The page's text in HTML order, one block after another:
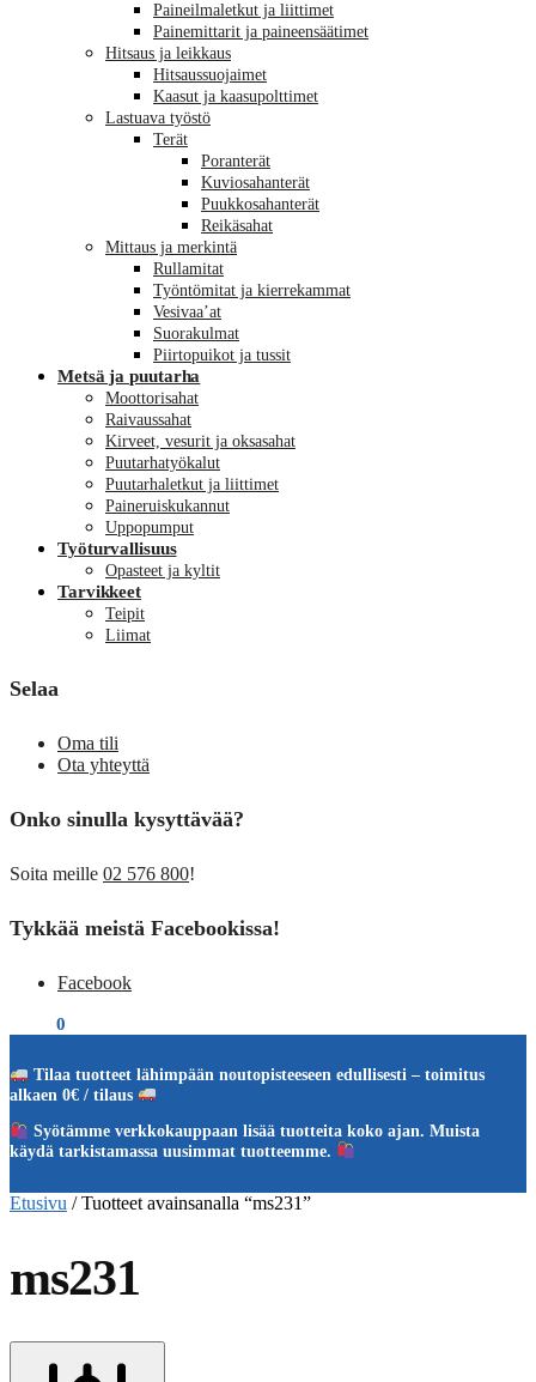
Paineilmaletkut ja liittimet
Painemittarit ja paineensäätimet
Hitsaus ja leikkaus
Hitsaussuojaimet
Kaasut ja kaasupolttimet
Lastuava työstö
Terät
Poranterät
Kuviosahanterät
Puukkosahanterät
Reikäsahat
Mittaus ja merkintä
Rullamitat
Työntömitat ja kierrekammat
Vesivaa’at
Suorakulmat
Piirtopuikot ja tussit
Metsä ja puutarha
Moottorisahat
Raivaussahat
Kirveet, vesurit ja oksasahat
Puutarhatyökalut
Puutarhaletkut ja liittimet
Paineruiskukannut
Uppopumput
Työturvallisuus
Opasteet ja kyltit
Tarvikkeet
Teipit
Liimat
Selaa
Oma tili
Ota yhteyttä
Onko sinulla kysyttävää?
Soita meille 02 576 800!
Tykkää meistä Facebookissa!
Facebook
0
Tilaa tuotteet lähimpään noutopisteeseen edullisesti – toimitus
alkaen 0€ / tilaus
Syötämme verkkokauppaan lisää tuotteita koko ajan. Muista
käydä tarkistamassa uusimmat tuotteemme.
Etusivu /Tuotteet avainsanalla “ms231”
ms231